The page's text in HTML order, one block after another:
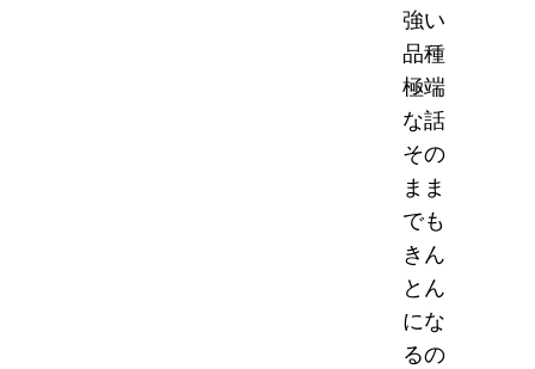
強い
品種
極端
な話
その
まま
でも
きん
とん
にな
るの